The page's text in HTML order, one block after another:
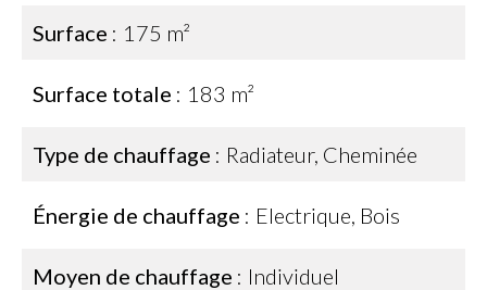
Surface 175 m²
Surface totale 183 m²
Type de chauffage Radiateur, Cheminée
Énergie de chauffage Electrique, Bois
Moyen de chauffage Individuel